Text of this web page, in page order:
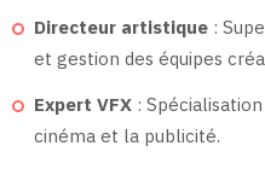
Directeur artistique :
et gestion des équipes
Expert VFX :
cinéma et la publicité.